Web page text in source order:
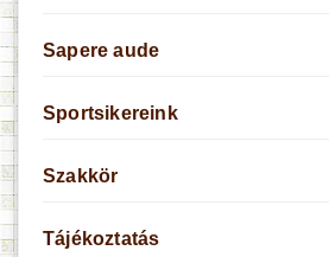
Sapere aude
Sportsikereink
Szakkör
Tájékoztatás